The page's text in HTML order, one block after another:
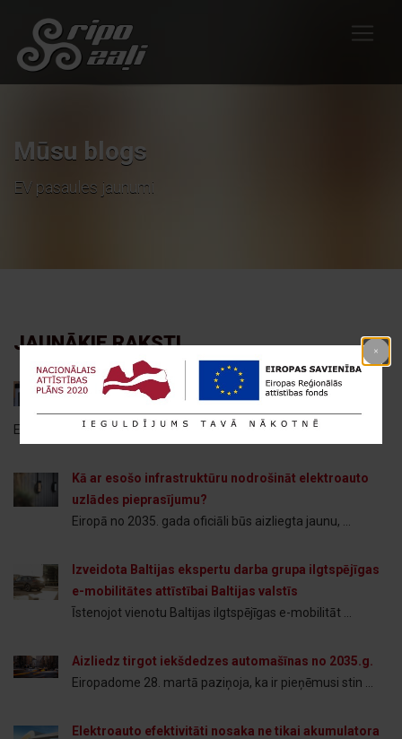
Mūsu blogs
EV pasaules jaunumi
JAUNĀKIE RAKSTI
Eleport atver jaunas uzlādes stacijas – bezmaksas
Elektroauto uzlādes tīkls “Eleport” turpina attīstī ...
Kā ar esošo infrastruktūru nodrošināt elektroauto
uzlādes pieprasījumu?
Eiropā no 2035. gada oficiāli būs aizliegta jaunu, ...
Izveidota Baltijas ekspertu darba grupa ilgtspējīgas
e-mobilitātes attīstībai Baltijas valstīs
Īstenojot vienotu Baltijas ilgtspējīgas e-mobilitāt ...
Aizliedz tirgot iekšdedzes automašīnas no 2035.g.
Eiropadome 28. martā paziņoja, ka ir pieņēmusi stin ...
Elektroauto efektivitāti nosaka ne tikai akumulatora